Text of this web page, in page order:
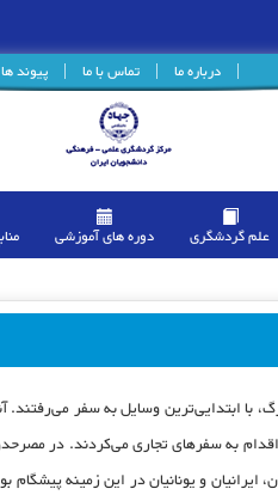
درباره ما
| تماس با ما | پیوند ها |
علم گردشگری دوره های آموزشی
ابتدایی‌ترین وسایل به سفر می‌رفتند.
به سفرهای تجاری می‌کردند. در
و یونانیان در این زمینه